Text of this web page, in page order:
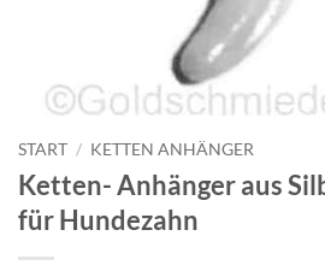
START / KETTEN ANHÄNGER
Ketten- Anhänger aus
für Hundezahn